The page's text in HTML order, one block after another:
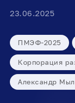
23.06.2025
ПМЭФ-2025
Корпорация
Александр